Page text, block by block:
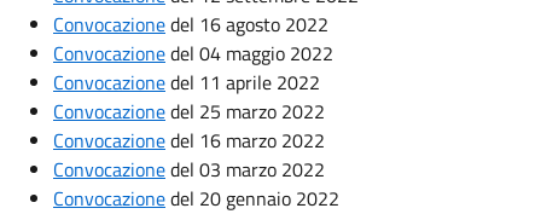
Convocazionedel 16 agosto 2022
Convocazionedel 04 maggio 2022
Convocazionedel 11 aprile 2022
Convocazionedel 25 marzo 2022
Convocazionedel 16 marzo 2022
Convocazionedel 03 marzo 2022
Convocazionedel 20 gennaio 2022